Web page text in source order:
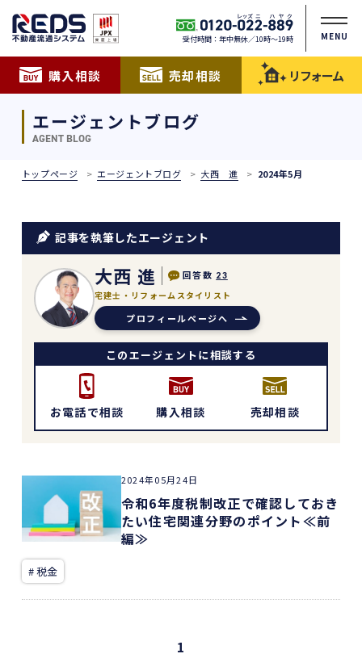
受付時間：年中無休／10時〜19時 MENU
購入相談 売却相談 リフォーム
エージェントブログ
AGENT BLOG
トップページ エージェントブログ 大西 進 2024年5月
記事を執筆したエージェント
大西 進 回答数 23
宅建士・リフォームスタイリスト
プロフィールページへ
このエージェントに相談する
お電話で相談 購入相談 売却相談
2024年05月24日
令和6年度税制改正で確認しておき
たい住宅関連分野のポイント≪前
編≫
# 税金
1